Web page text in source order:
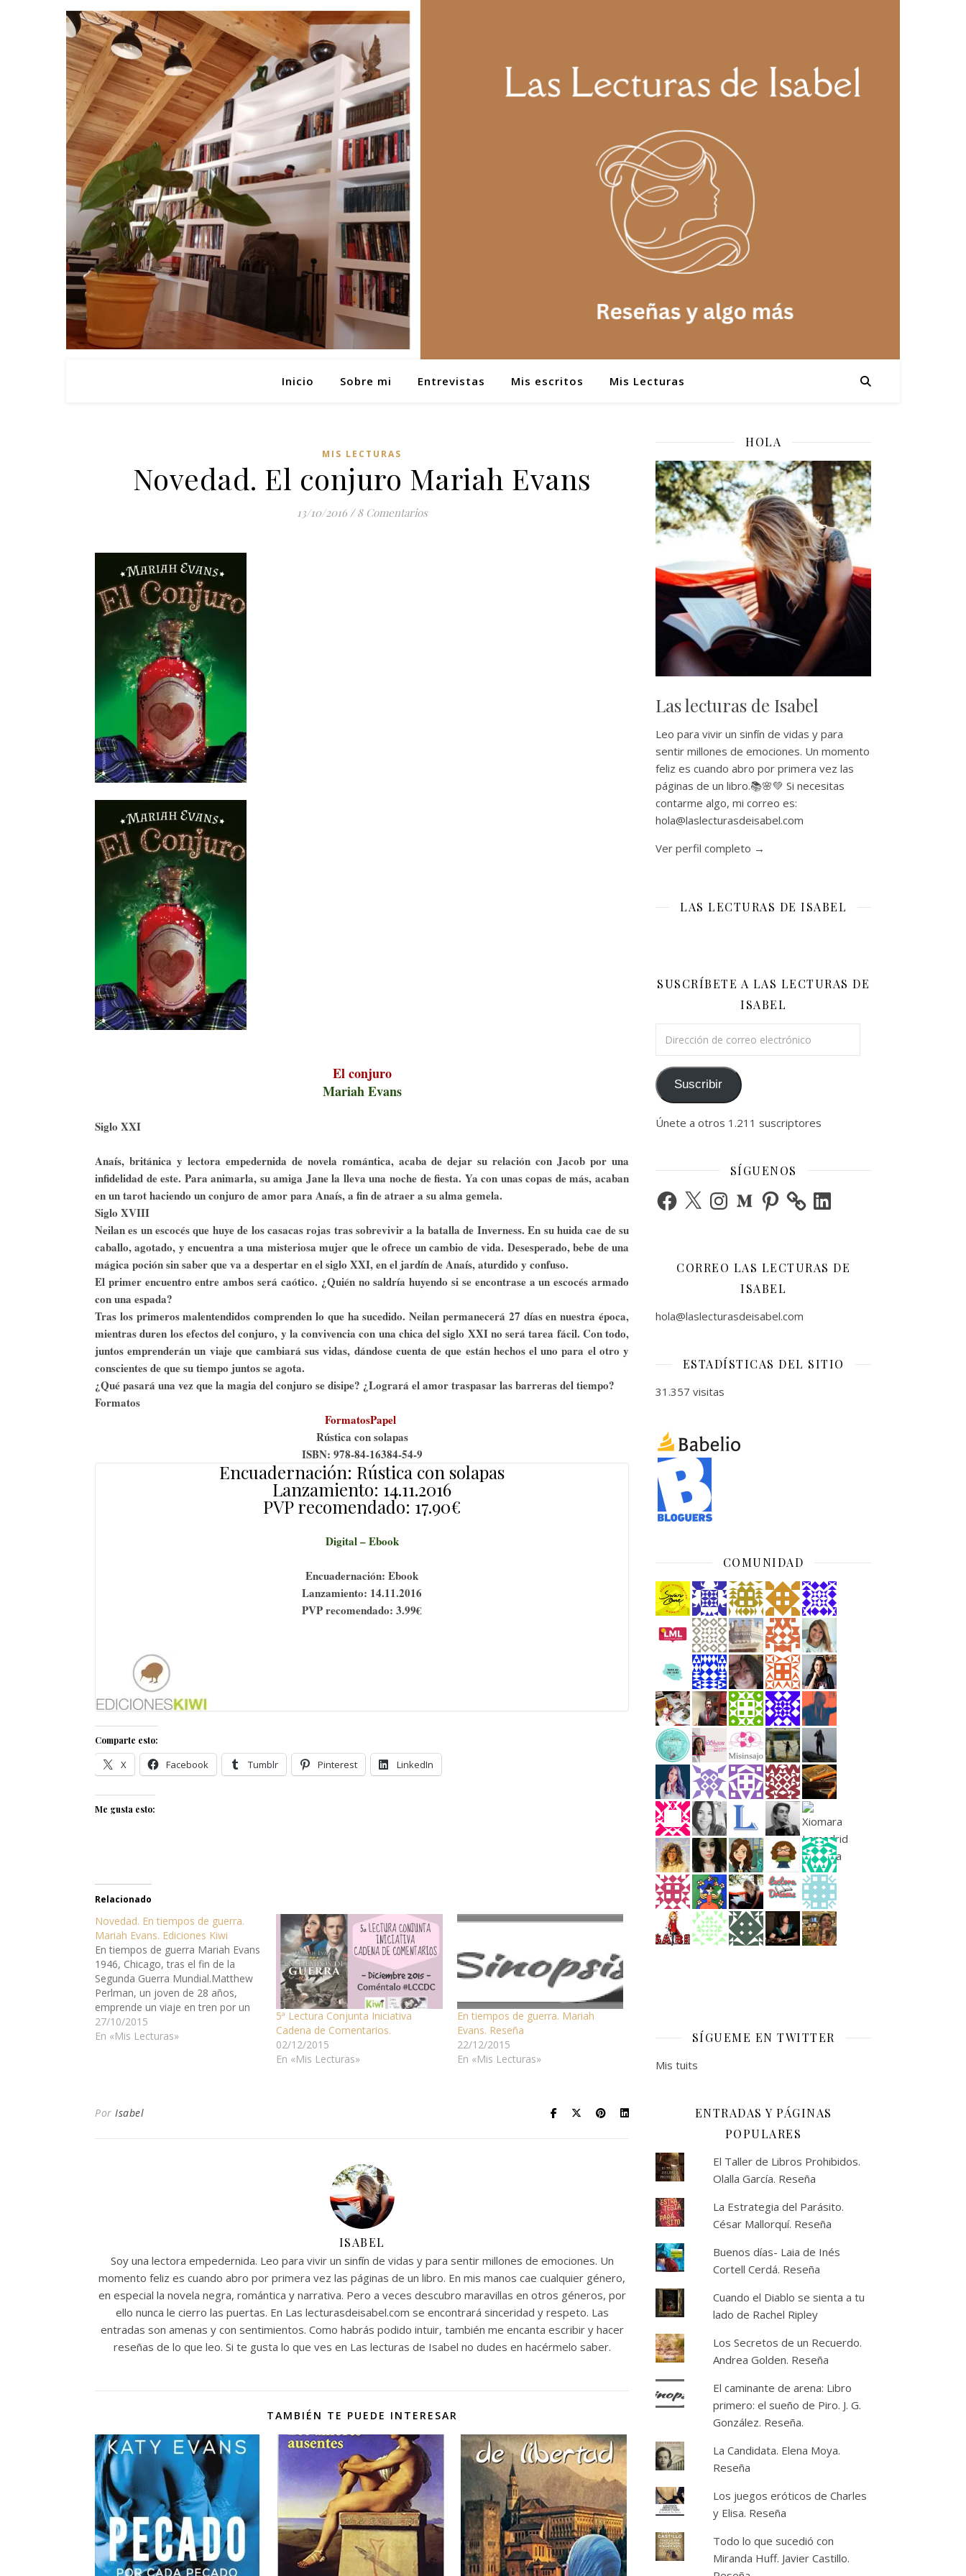
Inicio Sobre mi Entrevistas Mis escritos Mis Lecturas
MIS LECTURAS
Novedad. El conjuro Mariah Evans
13/10/2016 / 8 Comentarios
El conjuro
Mariah Evans
Siglo XXI
Anaís, británica y lectora empedernida de novela romántica, acaba de dejar su relación con Jacob por una
infidelidad de este. Para animarla, su amiga Jane la lleva una noche de fiesta. Ya con unas copas de más, acaban
en un tarot haciendo un conjuro de amor para Anaís, a fin de atraer a su alma gemela.
Siglo XVIII
Neilan es un escocés que huye de los casacas rojas tras sobrevivir a la batalla de Inverness. En su huida cae de su
caballo, agotado, y encuentra a una misteriosa mujer que le ofrece un cambio de vida. Desesperado, bebe de una
mágica poción sin saber que va a despertar en el siglo XXI, en el jardín de Anaís, aturdido y confuso.
El primer encuentro entre ambos será caótico. ¿Quién no saldría huyendo si se encontrase a un escocés armado
con una espada?
Tras los primeros malentendidos comprenden lo que ha sucedido. Neilan permanecerá 27 días en nuestra época,
mientras duren los efectos del conjuro, y la convivencia con una chica del siglo XXI no será tarea fácil. Con todo,
juntos emprenderán un viaje que cambiará sus vidas, dándose cuenta de que están hechos el uno para el otro y
conscientes de que su tiempo juntos se agota.
¿Qué pasará una vez que la magia del conjuro se disipe? ¿Logrará el amor traspasar las barreras del tiempo?
Formatos
FormatosPapel
Rústica con solapas
ISBN: 978-84-16384-54-9
Encuadernación: Rústica con solapas
Lanzamiento: 14.11.2016
PVP recomendado: 17.90€
Digital – Ebook
Encuadernación: Ebook
Lanzamiento: 14.11.2016
PVP recomendado: 3.99€
Comparte esto:
X Facebook Tumblr Pinterest LinkedIn
Me gusta esto:
Relacionado
Novedad. En tiempos de guerra.
Mariah Evans. Ediciones Kiwi
En tiempos de guerra Mariah Evans
1946, Chicago, tras el fin de la
Segunda Guerra Mundial.Matthew
Perlman, un joven de 28 años,
emprende un viaje en tren por un
motivo que solo él sabe y que
puede cambiar su vida para
27/10/2015
En «Mis Lecturas»
5ª Lectura Conjunta Iniciativa
Cadena de Comentarios.
02/12/2015
En «Mis Lecturas»
En tiempos de guerra. Mariah
Evans. Reseña
22/12/2015
En «Mis Lecturas»
Por Isabel
ISABEL
Soy una lectora empedernida. Leo para vivir un sinfín de vidas y para sentir millones de emociones. Un
momento feliz es cuando abro por primera vez las páginas de un libro. En mis manos cae cualquier género,
en especial la novela negra, romántica y narrativa. Pero a veces descubro maravillas en otros géneros, por
ello nunca le cierro las puertas. En Las lecturasdeisabel.com se encontrará sinceridad y respeto. Las
entradas son amenas y con sentimientos. Como habrás podido intuir, también me encanta escribir y hacer
reseñas de lo que leo. Si te gusta lo que ves en Las lecturas de Isabel no dudes en hacérmelo saber.
TAMBIÉN TE PUEDE INTERESAR
HOLA
Las lecturas de Isabel
Leo para vivir un sinfín de vidas y para
sentir millones de emociones. Un momento
feliz es cuando abro por primera vez las
páginas de un libro.📚🌸💚 Si necesitas
contarme algo, mi correo es:
hola@laslecturasdeisabel.com
Ver perfil completo →
LAS LECTURAS DE ISABEL
SUSCRÍBETE A LAS LECTURAS DE
ISABEL
Suscribir
Únete a otros 1.211 suscriptores
SÍGUENOS
Facebook
X InstagramMediumPinterest LinkedIn
CORREO LAS LECTURAS DE
ISABEL
hola@laslecturasdeisabel.com
ESTADÍSTICAS DEL SITIO
31.357 visitas
COMUNIDAD
SÍGUEME EN TWITTER
Mis tuits
ENTRADAS Y PÁGINAS
POPULARES
El Taller de Libros Prohibidos.
Olalla García. Reseña
La Estrategia del Parásito.
César Mallorquí. Reseña
Buenos días- Laia de Inés
Cortell Cerdá. Reseña
Cuando el Diablo se sienta a tu
lado de Rachel Ripley
Los Secretos de un Recuerdo.
Andrea Golden. Reseña
El caminante de arena: Libro
primero: el sueño de Piro. J. G.
González. Reseña.
La Candidata. Elena Moya.
Reseña
Los juegos eróticos de Charles
y Elisa. Reseña
Todo lo que sucedió con
Miranda Huff. Javier Castillo.